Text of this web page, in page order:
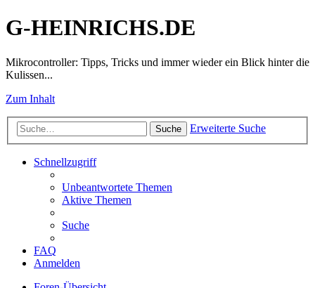
G-HEINRICHS.DE
Mikrocontroller: Tipps, Tricks und immer wieder ein Blick hinter die
Kulissen...
Zum Inhalt
Suche Erweiterte Suche
Schnellzugriff
Unbeantwortete Themen
Aktive Themen
Suche
FAQ
Anmelden